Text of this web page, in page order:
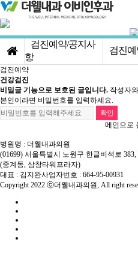
검진예약/공지사
항
건강검진센터
내시경/초음파센
터
진료센터
이비인후과/보청
기센터
검진예약/공지사
검진
검진예약
건강검진
비밀글 기능으로 보호된 글입니다. 작성자
본인이라면 비밀번호를 입력하세요.
메인으로
병원명 : 더웰내과의원
(01699) 서울특별시 노원구 한글비석로 383,
(중계동, 삼창타워프라자)
대표 : 김지완사업자번호 : 664-95-00931
Copyright 2022 ⓒ더웰내과의원, All right